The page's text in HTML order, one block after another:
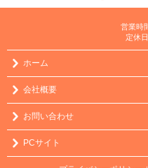
営業時
定休
ホーム
会社概要
お問い合わせ
PCサイト